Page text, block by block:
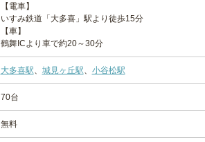
【電車】
いすみ鉄道「大多喜」駅より徒歩15分
【車】
鶴舞ICより車で約20～30分
大多喜駅、 城見ヶ丘駅、 小谷松駅
70台
無料